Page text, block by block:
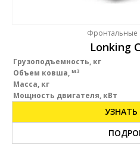
Фронтальные
Lonking
Грузоподъемность, кг
Объем ковша, м3
Масса, кг
Мощность двигателя, кВт
УЗНАТЬ